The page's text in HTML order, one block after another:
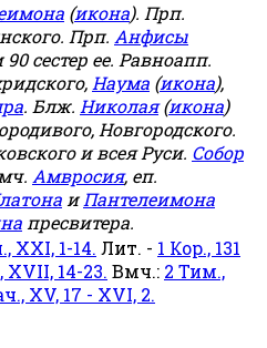
(икона). Прп.
Прп. Анфисы
сестер ее. Равноапп.
Наума (икона),
. Блж. Николая(икона)
Новгородского.
и всея Руси. Собор
Амвросия, еп.
иПантелеимона
пресвитера.
XXI, 1-14. Лит. - 1 Кор., 131
XVII, 14-23. Вмч.: 2 Тим.,
XV, 17 - XVI, 2.